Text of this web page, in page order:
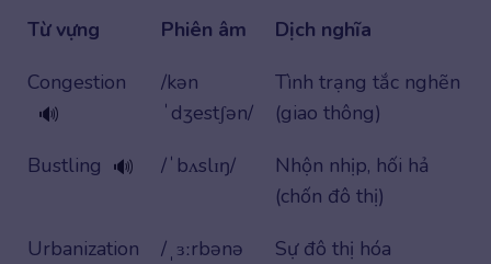
Từ vựng Phiên âm
Dịch nghĩa
Congestion
🔊
/kən
ˈdʒestʃən/
Tình trạng tắc nghẽn
(giao thông)
Bustling 🔊 /ˈbʌslɪŋ/
Nhộn nhịp, hối hả
(chốn đô thị)
Urbanization
/ˌɜːrbənə
Sự đô thị hóa